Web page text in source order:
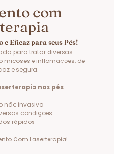
com
Eficaz para seus Pés!
para tratar diversas
micoses e inflamações, de
e segura.
nos pés
não invasivo
condições
rápidos
Com Laserterapia!